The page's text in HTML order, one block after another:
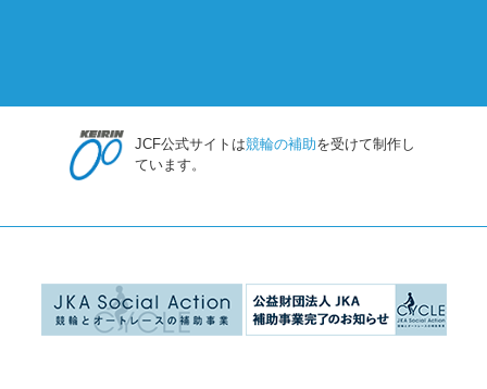
JCF公式サイトは競輪の補助を受けて制作し
ています。